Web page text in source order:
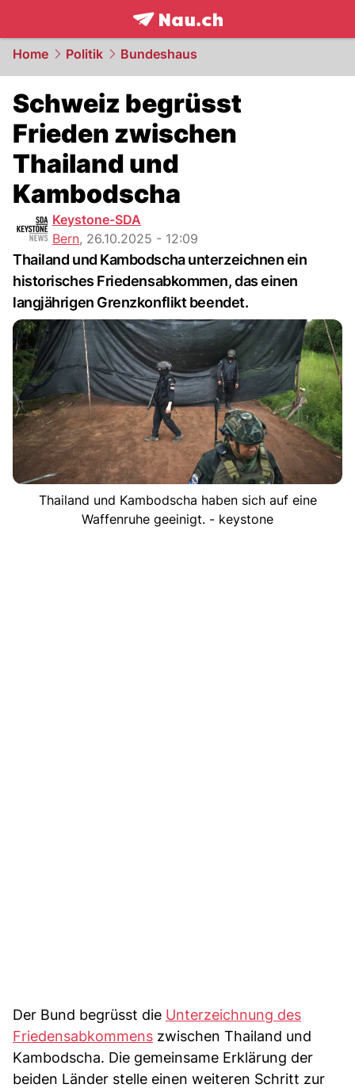
frontpage.NAU.ch
Home Politik Bundeshaus
Schweiz begrüsst
Frieden zwischen
Thailand und
Kambodscha
Keystone-SDA
Bern, 26.10.2025 - 12:09
Thailand und Kambodscha unterzeichnen ein
historisches Friedensabkommen, das einen
langjährigen Grenzkonflikt beendet.
Thailand und Kambodscha haben sich auf eine
Waffenruhe geeinigt. - keystone
Der Bund begrüsst die Unterzeichnung des
Friedensabkommens zwischen Thailand und
Kambodscha. Die gemeinsame Erklärung der
beiden Länder stelle einen weiteren Schritt zur